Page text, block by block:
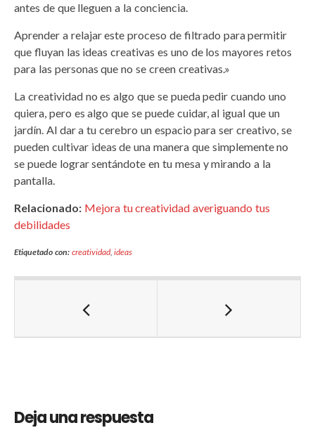
antes de que lleguen a la conciencia.
Aprender a relajar este proceso de filtrado para permitir
que fluyan las ideas creativas es uno de los mayores retos
para las personas que no se creen creativas.»
La creatividad no es algo que se pueda pedir cuando uno
quiera, pero es algo que se puede cuidar, al igual que un
jardín. Al dar a tu cerebro un espacio para ser creativo, se
pueden cultivar ideas de una manera que simplemente no
se puede lograr sentándote en tu mesa y mirando a la
pantalla.
Relacionado: Mejora tu creatividad averiguando tus
debilidades
Etiquetado con: creatividad,ideas
Deja una respuesta